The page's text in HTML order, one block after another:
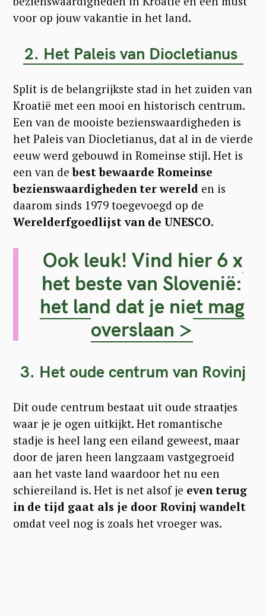
voor op jouw vakantie in het land.
2. Het Paleis van Diocletianus
Split is de belangrijkste stad in het zuiden van
Kroatië met een mooi en historisch centrum.
Een van de mooiste bezienswaardigheden is
het Paleis van Diocletianus, dat al in de vierde
eeuw werd gebouwd in Romeinse stijl. Het is
een van de best bewaarde Romeinse
bezienswaardigheden ter wereld en is
daarom sinds 1979 toegevoegd op de
Werelderfgoedlijst van de UNESCO.
Ook leuk! Vind hier 6 x
het beste van Slovenië:
het land dat je niet mag
overslaan >
3. Het oude centrum van Rovinj
Dit oude centrum bestaat uit oude straatjes
waar je je ogen uitkijkt. Het romantische
stadje is heel lang een eiland geweest, maar
door de jaren heen langzaam vastgegroeid
aan het vaste land waardoor het nu een
schiereiland is. Het is net alsof je even terug
in de tijd gaat als je door Rovinj wandelt
omdat veel nog is zoals het vroeger was.